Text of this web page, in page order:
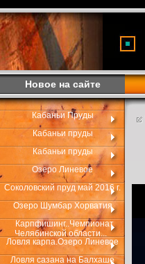
Новое на сайте
Кабаньи Пруды
Кабаньи пруды
Кабаньи пруды
Озеро Линевое
Соколовский пруд май 2016 г.
Озеро Шумбар Хорватия
Карпфишинг..Чемпионат
Челябинской области...
Ловля карпа.Озеро Линевое
Ловля сазана на Балхаше